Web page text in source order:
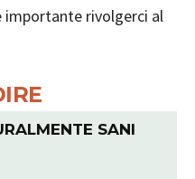
rivolgerci al
SANI